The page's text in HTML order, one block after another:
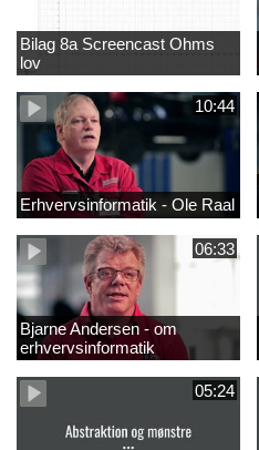
Bilag 8a Screencast Ohms
lov
10:44
Erhvervsinformatik - Ole Raal
06:33
Bjarne Andersen - om
erhvervsinformatik
05:24